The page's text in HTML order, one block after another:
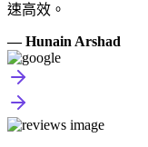
速高效。
— Hunain Arshad